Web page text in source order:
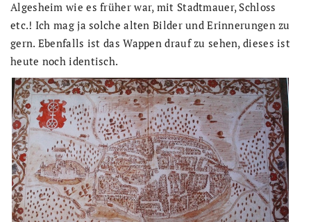
Algesheim wie es früher war, mit Stadtmauer, Schloss
etc.! Ich mag ja solche alten Bilder und Erinnerungen zu
gern. Ebenfalls ist das Wappen drauf zu sehen, dieses ist
heute noch identisch.